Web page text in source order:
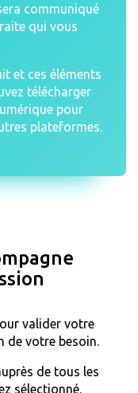
communiqué
qui vous
et ces éléments
télécharger
pour
plateformes.
valider votre
de votre besoin.
de tous les
sélectionné.